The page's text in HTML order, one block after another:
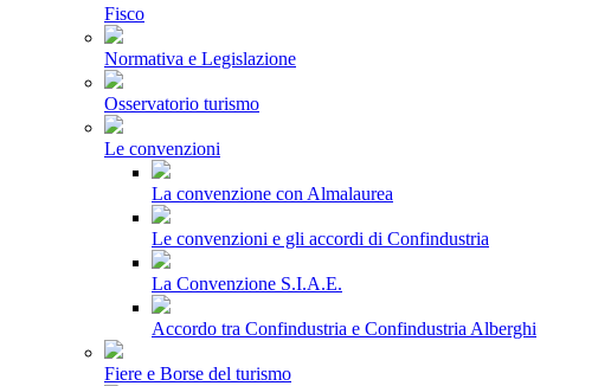
Fisco
Normativa e Legislazione
Osservatorio turismo
Le convenzioni
La convenzione con Almalaurea
Le convenzioni e gli accordi di Confindustria
La Convenzione S.I.A.E.
Accordo tra Confindustria e Confindustria Alberghi
Fiere e Borse del turismo